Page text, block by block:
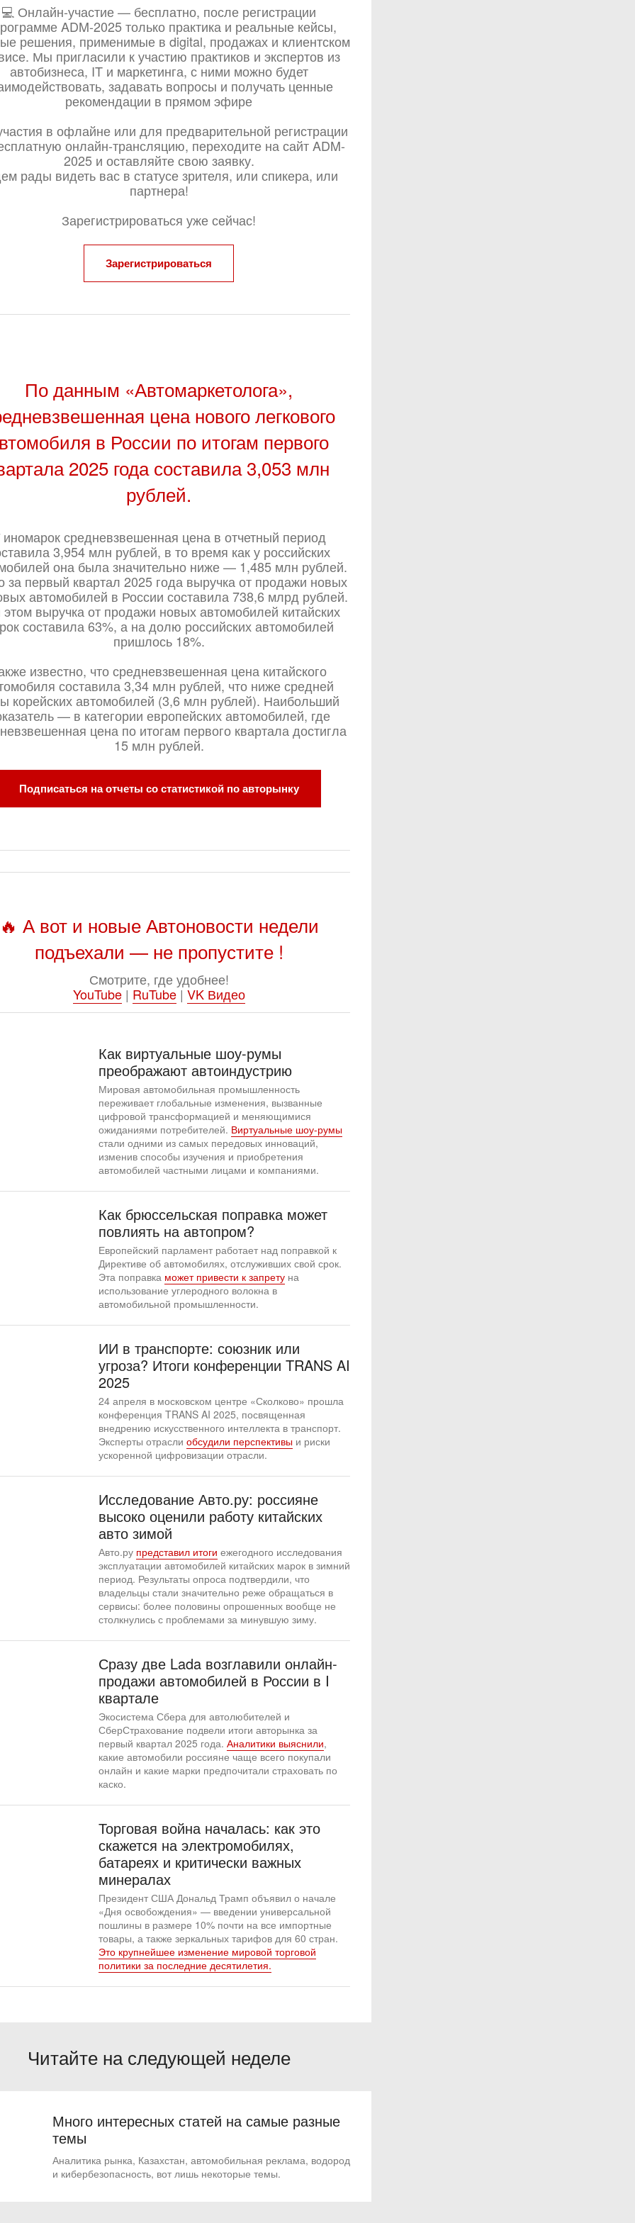
💻 Онлайн-участие — бесплатно, после регистрации
ADM-2025 только практика и реальные кейсы,
решения, применимые в digital, продажах и клиентском
Мы пригласили к участию практиков и экспертов из
автобизнеса, IT и маркетинга, с ними можно будет
задавать вопросы и получать ценные
рекомендации в прямом эфире
в офлайне или для предварительной регистрации
онлайн-трансляцию, переходите на сайт ADM-
2025 и оставляйте свою заявку.
рады видеть вас в статусе зрителя, или спикера, или
партнера!
Зарегистрироваться уже сейчас!
Зарегистрироваться
По данным «Автомаркетолога»,
цена нового легкового
в России по итогам первого
2025 года составила 3,053 млн
рублей.
средневзвешенная цена в отчетный период
3,954 млн рублей, в то время как у российских
она была значительно ниже — 1,485 млн рублей.
за первый квартал 2025 года выручка от продажи новых
автомобилей в России составила 738,6 млрд рублей.
выручка от продажи новых автомобилей китайских
составила 63%, а на долю российских автомобилей
пришлось 18%.
известно, что средневзвешенная цена китайского
составила 3,34 млн рублей, что ниже средней
корейских автомобилей (3,6 млн рублей). Наибольший
— в категории европейских автомобилей, где
цена по итогам первого квартала достигла
15 млн рублей.
Подписаться на отчеты со статистикой по авторынку
🔥 А вот и новые Автоновости недели
подъехали — не пропустите !
Смотрите, где удобнее!
YouTube| RuTube|VK Видео
Как виртуальные шоу-румы
преображают автоиндустрию
Мировая автомобильная промышленность
переживает глобальные изменения, вызванные
цифровой трансформацией и меняющимися
ожиданиями потребителей. Виртуальные шоу-румы
стали одними из самых передовых инноваций,
изменив способы изучения и приобретения
автомобилей частными лицами и компаниями.
Как брюссельская поправка может
повлиять на автопром?
Европейский парламент работает над поправкой к
Директиве об автомобилях, отслуживших свой срок.
Эта поправка может привести к запрету на
использование углеродного волокна в
автомобильной промышленности.
ИИ в транспорте: союзник или
угроза? Итоги конференции TRANS AI
2025
24 апреля в московском центре «Сколково» прошла
конференция TRANS AI 2025, посвященная
внедрению искусственного интеллекта в транспорт.
Эксперты отрасли обсудили перспективы и риски
ускоренной цифровизации отрасли.
Исследование Авто.ру: россияне
высоко оценили работу китайских
авто зимой
Авто.ру представил итоги ежегодного исследования
эксплуатации автомобилей китайских марок в зимний
период. Результаты опроса подтвердили, что
владельцы стали значительно реже обращаться в
сервисы: более половины опрошенных вообще не
столкнулись с проблемами за минувшую зиму.
Сразу две Lada возглавили онлайн-
продажи автомобилей в России в I
квартале
Экосистема Сбера для автолюбителей и
СберСтрахование подвели итоги авторынка за
первый квартал 2025 года. Аналитики выяснили,
какие автомобили россияне чаще всего покупали
онлайн и какие марки предпочитали страховать по
каско.
Торговая война началась: как это
скажется на электромобилях,
батареях и критически важных
минералах
Президент США Дональд Трамп объявил о начале
«Дня освобождения» — введении универсальной
пошлины в размере 10% почти на все импортные
товары, а также зеркальных тарифов для 60 стран.
Это крупнейшее изменение мировой торговой
политики за последние десятилетия.
Читайте на следующей неделе
Много интересных статей на самые разные
темы
Аналитика рынка, Казахстан, автомобильная реклама, водород
и кибербезопасность, вот лишь некоторые темы.